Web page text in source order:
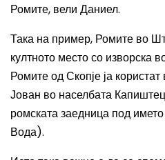
Ромите, вели Даниел.
Така на пример, Ромите во
култното место со изворска
Ромите од Скопје ја
Јован во населбата
ромската заедница под
Вода).